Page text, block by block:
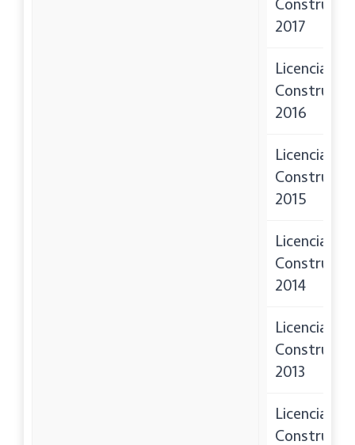
2017
Licencias de
2016
Licencias de
2015
Licencias de
2014
Licencias de
2013
Licencias de